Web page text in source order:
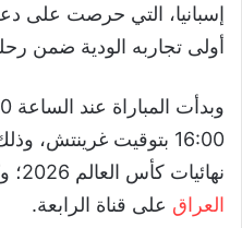
إسبانيا، التي حرصت على
أولى تجاربه الودية ضمن
16:00 بتوقيت
نهائيات كأس العالم 2026؛ ونُقل
العراق على قناة الرابعة.